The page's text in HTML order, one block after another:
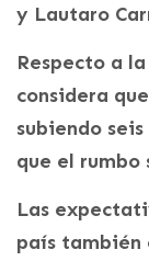
y Lautaro
Respecto a
considera
subiendo
que el rumbo
Las
país también